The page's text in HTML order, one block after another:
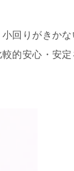
回りがきか
的安心・安